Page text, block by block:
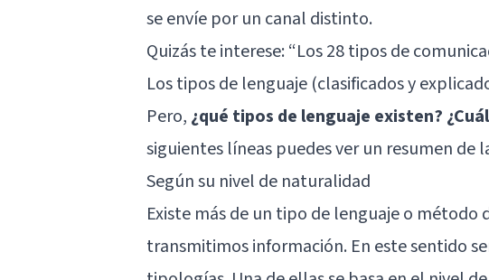
se envíe por un canal distinto.
Quizás te interese: “Los 28 tipos de
Los tipos de lenguaje (clasificados y
Pero, ¿qué tipos de lenguaje existen?
siguientes líneas puedes ver un resumen de
Según su nivel de naturalidad
Existe más de un tipo de lenguaje o método
transmitimos información. En este sentido